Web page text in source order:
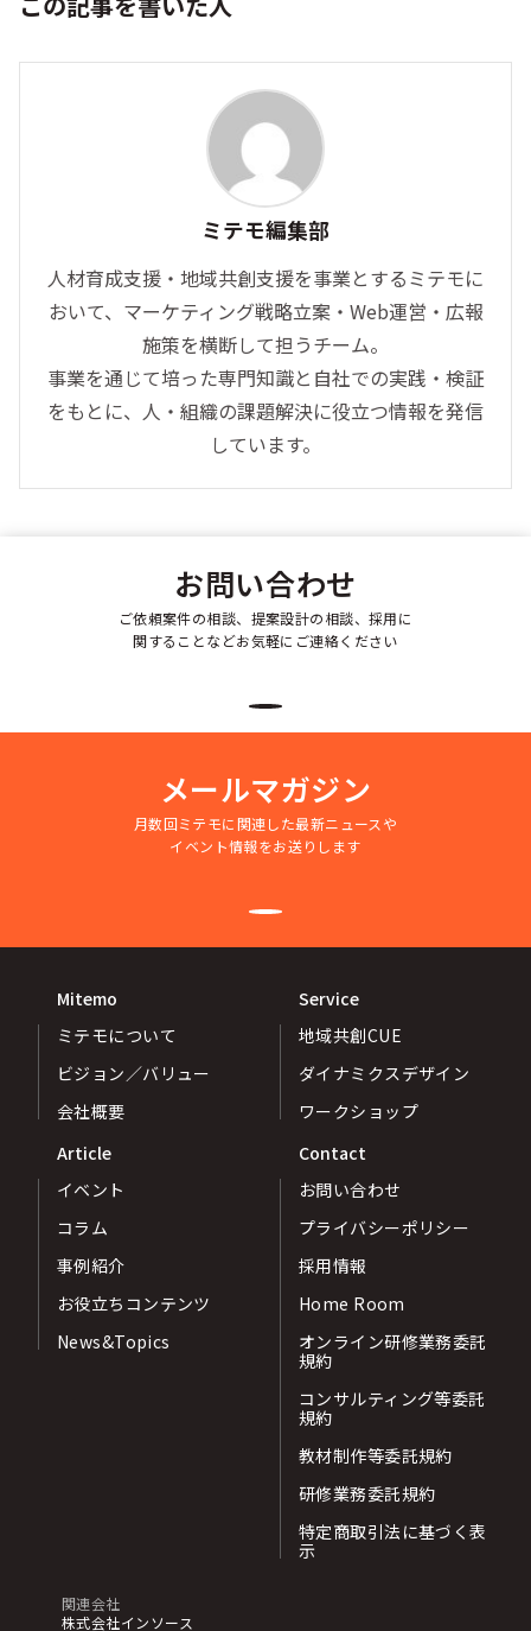
ミテモ編集部
人材育成支援・地域共創支援を事業とするミテモに
おいて、マーケティング戦略立案・Web運営・広報
施策を横断して担うチーム。
事業を通じて培った専門知識と自社での実践・検証
をもとに、人・組織の課題解決に役立つ情報を発信
しています。
お問い合わせ
ご依頼案件の相談、提案設計の相談、採用に
関することなどお気軽にご連絡ください
メールマガジン
月数回ミテモに関連した最新ニュースや
イベント情報をお送りします
Mitemo
ミテモについて
ビジョン／バリュー
会社概要
Service
地域共創CUE
ダイナミクスデザイン
ワークショップ
Article
イベント
コラム
事例紹介
お役立ちコンテンツ
News&Topics
Contact
お問い合わせ
プライバシーポリシー
採用情報
Home Room
オンライン研修業務委託
規約
コンサルティング等委託
規約
教材制作等委託規約
研修業務委託規約
特定商取引法に基づく表
示
関連会社
株式会社インソース